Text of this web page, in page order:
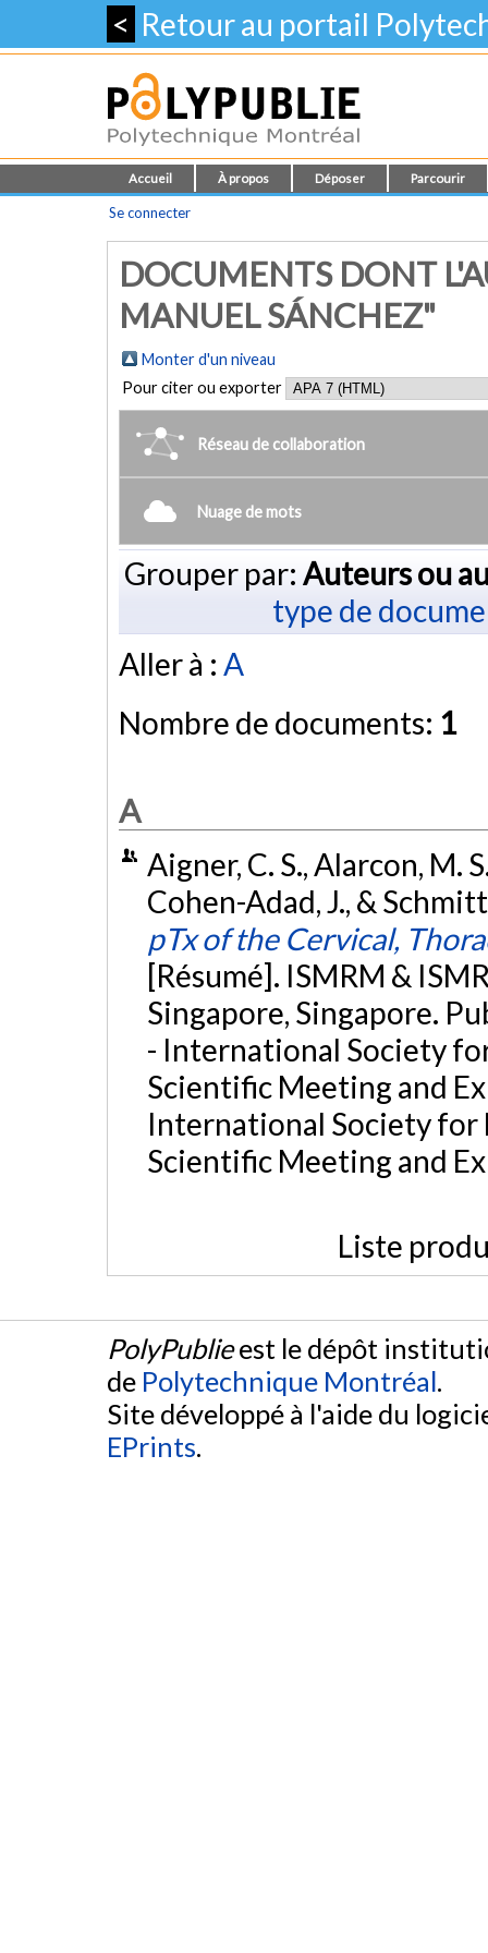
< Retour au portail
Accueil À propos Déposer Parcourir
Se connecter
DOCUMENTS DONT
MANUEL SÁNCHEZ"
Monter d'un niveau
Pour citer ou exporter
Réseau de collaboration
Nuage de mots
Grouper par: Auteurs ou
type de
Aller à : A
Nombre de documents: 1
A
Aigner, C. S., Alarcon, M.
Cohen-Adad, J., &
pTx of the Cervical,
[Résumé]. ISMRM &
Singapore, Singapore.
- International Society
Scientific Meeting and
International Society for
Scientific Meeting and
Liste
PolyPublieest le dépôt
de Polytechnique Montréal.
Site développé à l'aide du
EPrints.